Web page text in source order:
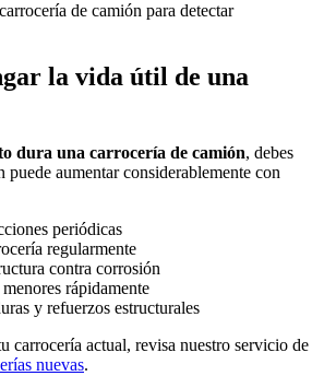
de camión para detectar
la vida útil de una
dura una carrocería de camión, debes
puede aumentar considerablemente con
periódicas
regularmente
contra corrosión
rápidamente
y refuerzos estructurales
carrocería actual, revisa nuestro servicio de
nuevas.